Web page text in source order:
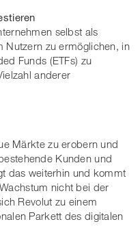
selbst als
Nutzern zu ermöglichen, in
Funds (ETFs) zu
anderer
Märkte zu erobern und
Kunden und
das weiterhin und kommt
nicht bei der
Revolut zu einem
Parkett des digitalen